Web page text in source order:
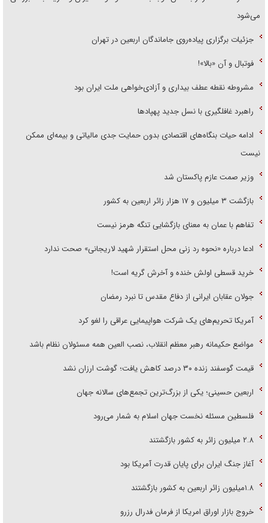
می‌شود
جزئیات برگزاری پیاده‌روی جاماندگان اربعین در تهران
فوتبال و آن «بالا»!
مشروطه نقطه عطف بیداری و آزادی‌خواهی ملت ایران بود
راهبرد غافلگیری با نسل جدید پهپاد‌ها
ادامه حیات بنگاه‌های اقتصادی بدون حمایت جدی مالیاتی و بیمه‌ای ممکن
نیست
وزیر صمت عازم پاکستان شد
بازگشت ۳ میلیون و ۱۷ هزار زائر اربعین به کشور
تفاهم با عمان به معنای بازگشایی تنگه هرمز نیست
ادعا درباره «نحوه رد زنی محل استقرار شهید لاریجانی» صحت ندارد
خرید قسطی اولش خنده و آخرش گریه است!
جولان عقابان ایرانی از دفاع مقدس تا نبرد رمضان
آمریکا تحریم‌های یک شرکت هواپیمایی عراقی را لغو کرد
مواضع حکیمانه رهبر معظم انقلاب، نصب العین همه مسئولان نظام باشد
قیمت گوسفند زنده ۳۰ درصد کاهش یافت؛ گوشت ارزان نشد
اربعین حسینی؛ یکی از بزرگ‌ترین تجمع‌های سالانه جهان
فلسطین مسئله نخست جهان اسلام به شمار می‌رود
۲.۸ میلیون زائر به کشور بازگشتند
آغاز جنگ ایران برای پایان قدرت آمریکا بود
۱.۸میلیون زائر اربعین به کشور بازگشتند
خروج بازار اوراق امریکا از فرمان فدرال رزرو